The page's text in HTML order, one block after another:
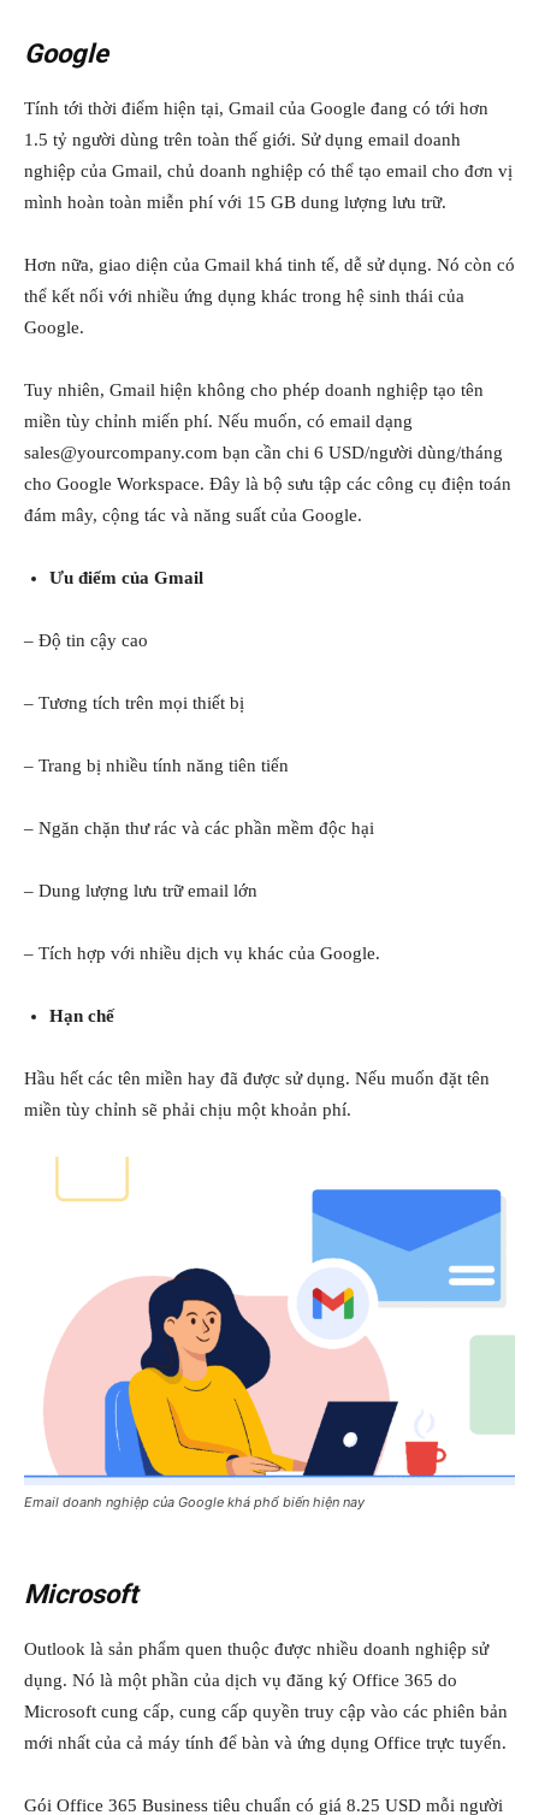
Google
Tính tới thời điểm hiện tại, Gmail của Google đang có tới hơn
1.5 tỷ người dùng trên toàn thế giới. Sử dụng email doanh
nghiệp của Gmail, chủ doanh nghiệp có thể tạo email cho đơn vị
mình hoàn toàn miễn phí với 15 GB dung lượng lưu trữ.
Hơn nữa, giao diện của Gmail khá tinh tế, dễ sử dụng. Nó còn có
thể kết nối với nhiều ứng dụng khác trong hệ sinh thái của
Google.
Tuy nhiên, Gmail hiện không cho phép doanh nghiệp tạo tên
miền tùy chỉnh miến phí. Nếu muốn, có email dạng
sales@yourcompany.com bạn cần chi 6 USD/người dùng/tháng
cho Google Workspace. Đây là bộ sưu tập các công cụ điện toán
đám mây, cộng tác và năng suất của Google.
Ưu điểm của Gmail
– Độ tin cậy cao
– Tương tích trên mọi thiết bị
– Trang bị nhiều tính năng tiên tiến
– Ngăn chặn thư rác và các phần mềm độc hại
– Dung lượng lưu trữ email lớn
– Tích hợp với nhiều dịch vụ khác của Google.
Hạn chế
Hầu hết các tên miền hay đã được sử dụng. Nếu muốn đặt tên
miền tùy chỉnh sẽ phải chịu một khoản phí.
Email doanh nghiệp của Google khá phổ biến hiện nay
Microsoft
Outlook là sản phẩm quen thuộc được nhiều doanh nghiệp sử
dụng. Nó là một phần của dịch vụ đăng ký Office 365 do
Microsoft cung cấp, cung cấp quyền truy cập vào các phiên bản
mới nhất của cả máy tính để bàn và ứng dụng Office trực tuyến.
Gói Office 365 Business tiêu chuẩn có giá 8.25 USD mỗi người